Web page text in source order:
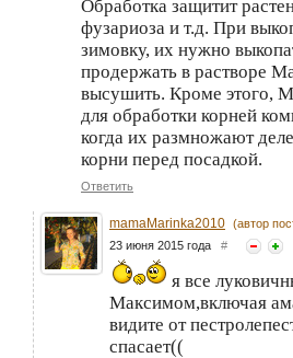
Обработка защитит
фузариоза и т.д. При
зимовку, их нужно
продержать в растворе
высушить. Кроме этого,
для обработки корней
когда их размножают
корни перед посадкой.
Ответить
mamaMarinka2010 (автор
23 июня 2015 года #
я все
Максимом,включая
видите от
спасает((